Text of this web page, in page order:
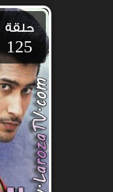
حلقة
125